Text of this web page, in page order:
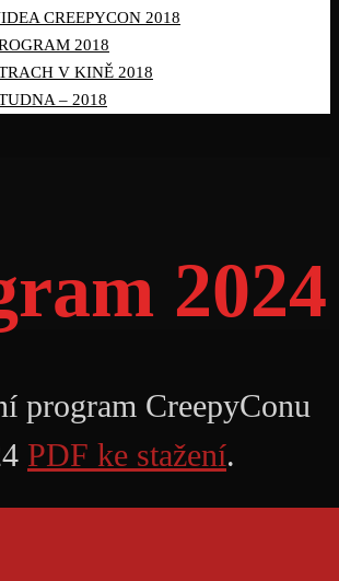
CREEPYCON 2018
2018
V KINĚ 2018
– 2018
2024
program CreepyConu
PDF ke stažení.